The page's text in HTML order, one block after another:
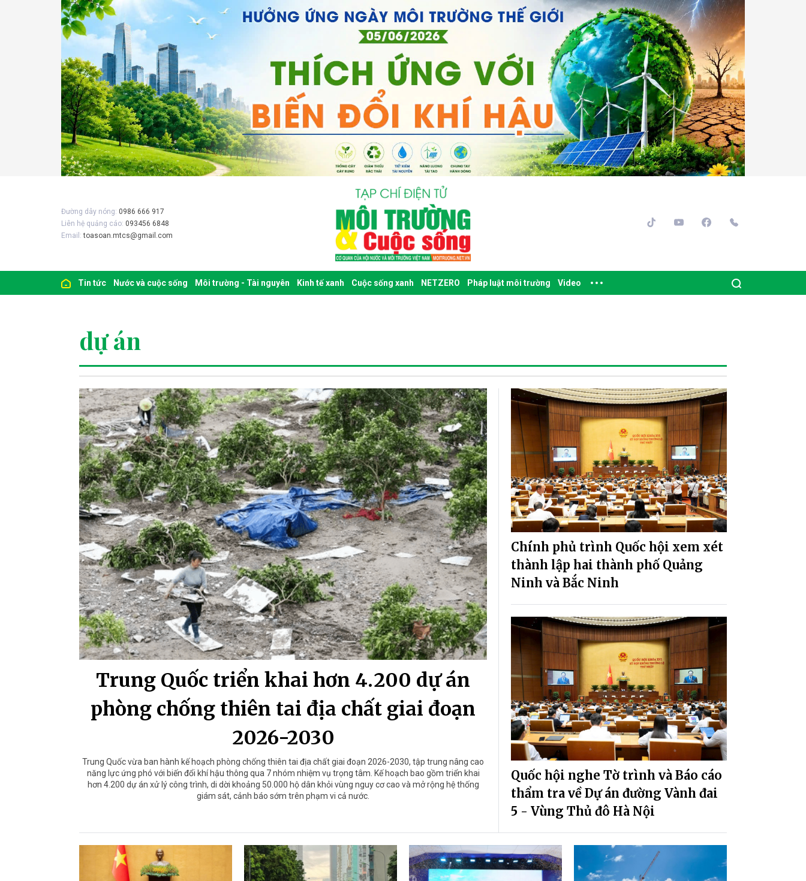
Đường dây nóng: 0986 666 917
Liên hệ quảng cáo: 093456 6848
Email:toasoan.mtcs@gmail.com
Tin tức Nước và cuộc sống Môi trường - Tài nguyên Kinh tế xanh Cuộc sống xanh NETZERO Pháp luật môi trường Video
dự án
Trung Quốc triển khai hơn 4.200 dự án
phòng chống thiên tai địa chất giai đoạn
2026-2030
Trung Quốc vừa ban hành kế hoạch phòng chống thiên tai địa chất giai đoạn 2026-2030, tập trung nâng cao
năng lực ứng phó với biến đổi khí hậu thông qua 7 nhóm nhiệm vụ trọng tâm. Kế hoạch bao gồm triển khai
hơn 4.200 dự án xử lý công trình, di dời khoảng 50.000 hộ dân khỏi vùng nguy cơ cao và mở rộng hệ thống
giám sát, cảnh báo sớm trên phạm vi cả nước.
Chính phủ trình Quốc hội xem xét
thành lập hai thành phố Quảng
Ninh và Bắc Ninh
Quốc hội nghe Tờ trình và Báo cáo
thẩm tra về Dự án đường Vành đai
5 - Vùng Thủ đô Hà Nội